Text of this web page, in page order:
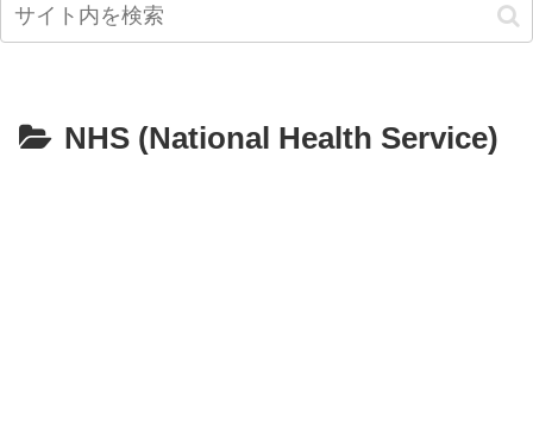
NHS (National Health Service)